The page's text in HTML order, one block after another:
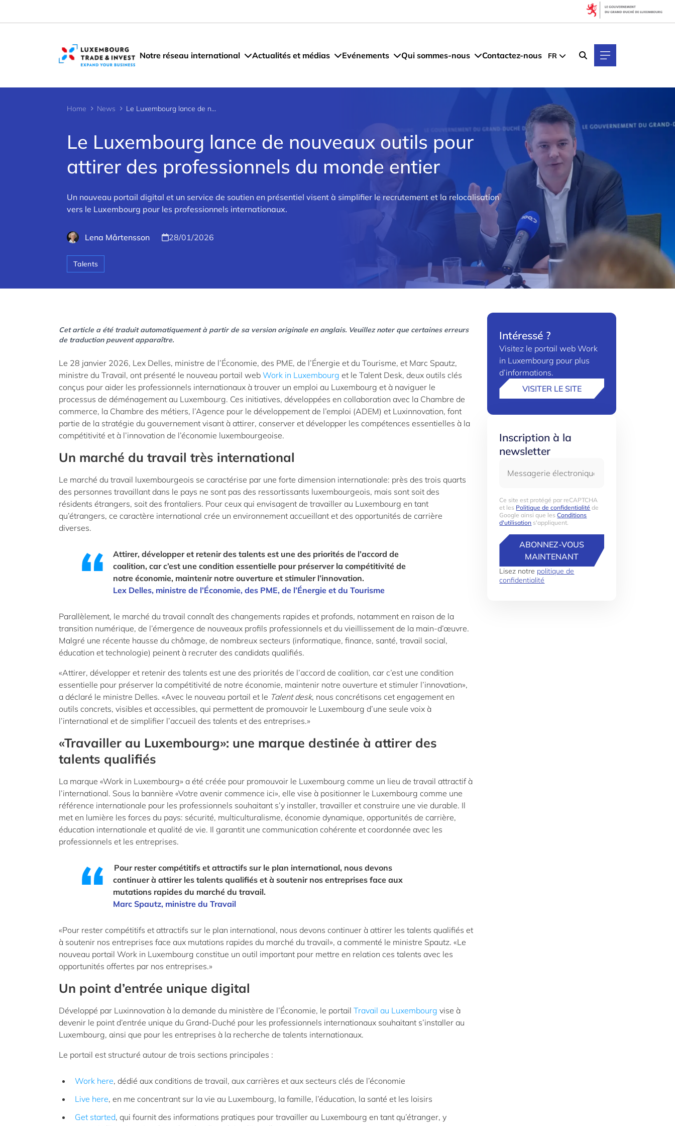
Notre réseau international Actualités et médias Evénements Qui sommes-nous Contactez-nous FR
Home News Le Luxembourg lance de nouveaux outils pour attirer des professionnels du monde entier
Le Luxembourg lance de nouveaux outils pour
attirer des professionnels du monde entier
Un nouveau portail digital et un service de soutien en présentiel visent à simplifier le recrutement et la relocalisation
vers le Luxembourg pour les professionnels internationaux.
Lena Mårtensson 28/01/2026
Talents
Cet article a été traduit automatiquement à partir de sa version originale en anglais. Veuillez noter que certaines erreurs
de traduction peuvent apparaître.
Le 28 janvier 2026, Lex Delles, ministre de l’Économie, des PME, de l’Énergie et du Tourisme, et Marc Spautz,
ministre du Travail, ont présenté le nouveau portail web Work in Luxembourg et le Talent Desk, deux outils clés
conçus pour aider les professionnels internationaux à trouver un emploi au Luxembourg et à naviguer le
processus de déménagement au Luxembourg. Ces initiatives, développées en collaboration avec la Chambre de
commerce, la Chambre des métiers, l’Agence pour le développement de l’emploi (ADEM) et Luxinnovation, font
partie de la stratégie du gouvernement visant à attirer, conserver et développer les compétences essentielles à la
compétitivité et à l’innovation de l’économie luxembourgeoise.
Un marché du travail très international
Le marché du travail luxembourgeois se caractérise par une forte dimension internationale: près des trois quarts
des personnes travaillant dans le pays ne sont pas des ressortissants luxembourgeois, mais sont soit des
résidents étrangers, soit des frontaliers. Pour ceux qui envisagent de travailler au Luxembourg en tant
qu’étrangers, ce caractère international crée un environnement accueillant et des opportunités de carrière
diverses.
Attirer, développer et retenir des talents est une des priorités de l’accord de
coalition, car c’est une condition essentielle pour préserver la compétitivité de
notre économie, maintenir notre ouverture et stimuler l’innovation.
Lex Delles, ministre de l’Économie, des PME, de l’Énergie et du Tourisme
Parallèlement, le marché du travail connaît des changements rapides et profonds, notamment en raison de la
transition numérique, de l’émergence de nouveaux profils professionnels et du vieillissement de la main-d’œuvre.
Malgré une récente hausse du chômage, de nombreux secteurs (informatique, finance, santé, travail social,
éducation et technologie) peinent à recruter des candidats qualifiés.
«Attirer, développer et retenir des talents est une des priorités de l’accord de coalition, car c’est une condition
essentielle pour préserver la compétitivité de notre économie, maintenir notre ouverture et stimuler l’innovation»,
a déclaré le ministre Delles. «Avec le nouveau portail et le Talent desk, nous concrétisons cet engagement en
outils concrets, visibles et accessibles, qui permettent de promouvoir le Luxembourg d’une seule voix à
l’international et de simplifier l’accueil des talents et des entreprises.»
«Travailler au Luxembourg»: une marque destinée à attirer des
talents qualifiés
La marque «Work in Luxembourg» a été créée pour promouvoir le Luxembourg comme un lieu de travail attractif à
l’international. Sous la bannière «Votre avenir commence ici», elle vise à positionner le Luxembourg comme une
référence internationale pour les professionnels souhaitant s’y installer, travailler et construire une vie durable. Il
met en lumière les forces du pays: sécurité, multiculturalisme, économie dynamique, opportunités de carrière,
éducation internationale et qualité de vie. Il garantit une communication cohérente et coordonnée avec les
professionnels et les entreprises.
Pour rester compétitifs et attractifs sur le plan international, nous devons
continuer à attirer les talents qualifiés et à soutenir nos entreprises face aux
mutations rapides du marché du travail.
Marc Spautz, ministre du Travail
«Pour rester compétitifs et attractifs sur le plan international, nous devons continuer à attirer les talents qualifiés et
à soutenir nos entreprises face aux mutations rapides du marché du travail», a commenté le ministre Spautz. «Le
nouveau portail Work in Luxembourg constitue un outil important pour mettre en relation ces talents avec les
opportunités offertes par nos entreprises.»
Un point d’entrée unique digital
Développé par Luxinnovation à la demande du ministère de l’Économie, le portail Travail au Luxembourg vise à
devenir le point d’entrée unique du Grand-Duché pour les professionnels internationaux souhaitant s’installer au
Luxembourg, ainsi que pour les entreprises à la recherche de talents internationaux.
Le portail est structuré autour de trois sections principales :
Work here, dédié aux conditions de travail, aux carrières et aux secteurs clés de l’économie
Live here, en me concentrant sur la vie au Luxembourg, la famille, l’éducation, la santé et les loisirs
Get started, qui fournit des informations pratiques pour travailler au Luxembourg en tant qu’étranger, y
Intéressé ?
Visitez le portail web Work
in Luxembourg pour plus
d’informations.
VISITER LE SITE
Inscription à la
newsletter
Ce site est protégé par reCAPTCHA
et les Politique de confidentialité de
Google ainsi que lesConditions
d'utilisation s'appliquent.
ABONNEZ-VOUS
MAINTENANT
Lisez notre politique de
confidentialité